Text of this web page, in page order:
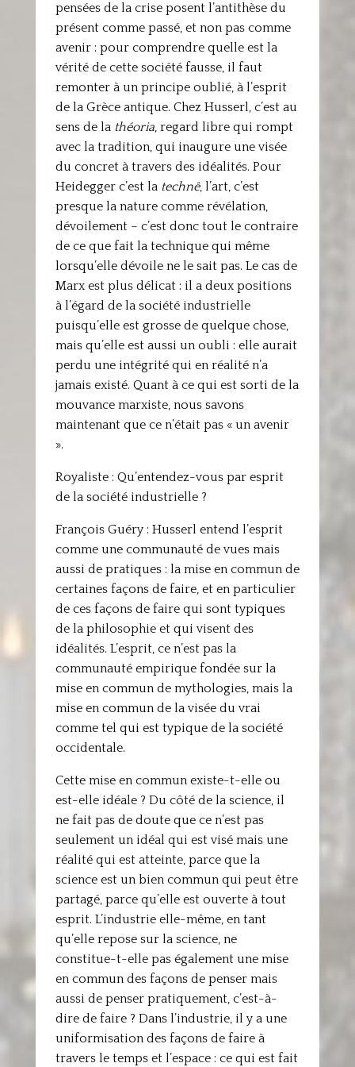
pensées de la crise posent l’antithèse du
présent comme passé, et non pas comme
avenir : pour comprendre quelle est la
vérité de cette société fausse, il faut
remonter à un principe oublié, à l’esprit
de la Grèce antique. Chez Husserl, c’est au
sens de la théoria, regard libre qui rompt
avec la tradition, qui inaugure une visée
du concret à travers des idéalités. Pour
Heidegger c’est la technê, l’art, c’est
presque la nature comme révélation,
dévoilement – c’est donc tout le contraire
de ce que fait la technique qui même
lorsqu’elle dévoile ne le sait pas. Le cas de
Marx est plus délicat : il a deux positions
à l’égard de la société industrielle
puisqu’elle est grosse de quelque chose,
mais qu’elle est aussi un oubli : elle aurait
perdu une intégrité qui en réalité n’a
jamais existé. Quant à ce qui est sorti de la
mouvance marxiste, nous savons
maintenant que ce n’était pas « un avenir
».
Royaliste : Qu’entendez-vous par esprit
de la société industrielle ?
François Guéry : Husserl entend l’esprit
comme une communauté de vues mais
aussi de pratiques : la mise en commun de
certaines façons de faire, et en particulier
de ces façons de faire qui sont typiques
de la philosophie et qui visent des
idéalités. L’esprit, ce n’est pas la
communauté empirique fondée sur la
mise en commun de mythologies, mais la
mise en commun de la visée du vrai
comme tel qui est typique de la société
occidentale.
Cette mise en commun existe-t-elle ou
est-elle idéale ? Du côté de la science, il
ne fait pas de doute que ce n’est pas
seulement un idéal qui est visé mais une
réalité qui est atteinte, parce que la
science est un bien commun qui peut être
partagé, parce qu’elle est ouverte à tout
esprit. L’industrie elle-même, en tant
qu’elle repose sur la science, ne
constitue-t-elle pas également une mise
en commun des façons de penser mais
aussi de penser pratiquement, c’est-à-
dire de faire ? Dans l’industrie, il y a une
uniformisation des façons de faire à
travers le temps et l’espace : ce qui est fait